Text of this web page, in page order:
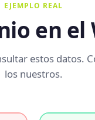
EJEMPLO REAL
en el
estos datos.
los nuestros.